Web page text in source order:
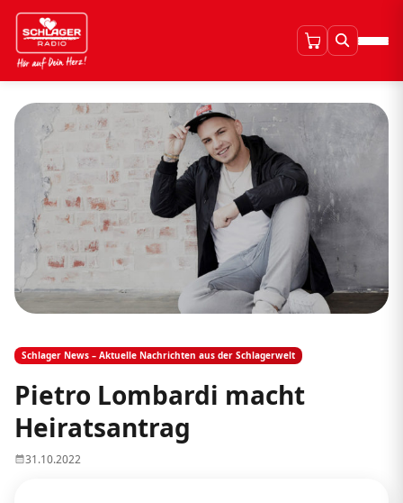
Schlager News – Aktuelle Nachrichten aus der Schlagerwelt
Pietro Lombardi macht
Heiratsantrag
31.10.2022